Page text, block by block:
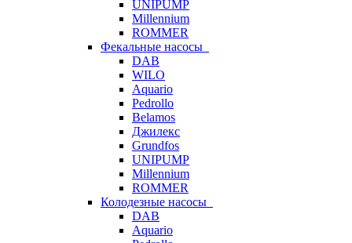
UNIPUMP
Millennium
ROMMER
Фекальные насосы
DAB
WILO
Aquario
Pedrollo
Belamos
Джилекс
Grundfos
UNIPUMP
Millennium
ROMMER
Колодезные насосы
DAB
Aquario